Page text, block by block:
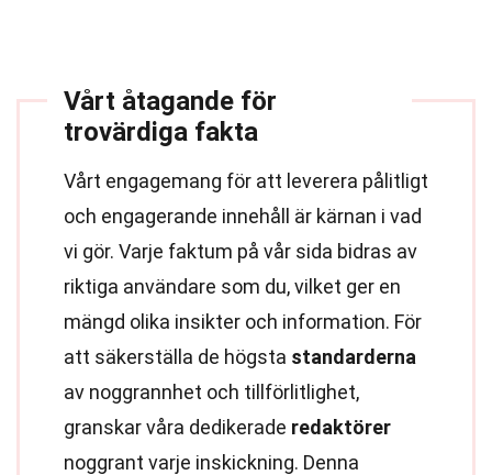
Vårt åtagande för
trovärdiga fakta
Vårt engagemang för att leverera pålitligt
och engagerande innehåll är kärnan i vad
vi gör. Varje faktum på vår sida bidras av
riktiga användare som du, vilket ger en
mängd olika insikter och information. För
att säkerställa de högsta standarderna
av noggrannhet och tillförlitlighet,
granskar våra dedikerade redaktörer
noggrant varje inskickning. Denna